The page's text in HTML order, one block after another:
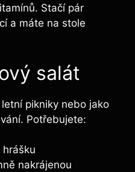
Stačí pár
a máte na stole
salát
pikniky nebo jako
Potřebujete:
nakrájenou